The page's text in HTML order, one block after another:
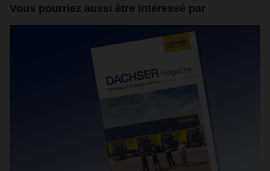
Vous pourriez aussi être intéressé par